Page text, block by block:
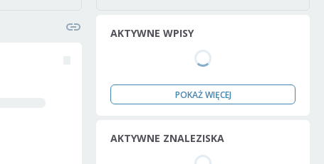
AKTYWNE WPISY
POKAŻ WIĘCEJ
AKTYWNE ZNALEZISKA